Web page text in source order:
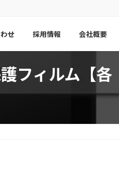
せ 採用情報 会社概要
フィルム【各